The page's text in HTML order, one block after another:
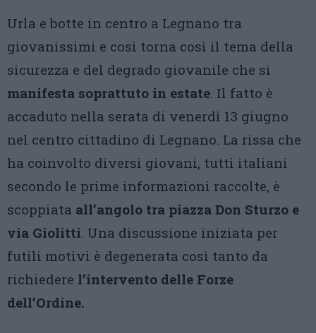
Urla e botte in centro a Legnano tra
giovanissimi e così torna così il tema della
sicurezza e del degrado giovanile che si
manifesta soprattuto in estate. Il fatto è
accaduto nella serata di venerdì 13 giugno
nel centro cittadino di Legnano. La rissa che
ha coinvolto diversi giovani, tutti italiani
secondo le prime informazioni raccolte, è
scoppiata all’angolo tra piazza Don Sturzo e
via Giolitti. Una discussione iniziata per
futili motivi è degenerata così tanto da
richiedere l’intervento delle Forze
dell’Ordine.